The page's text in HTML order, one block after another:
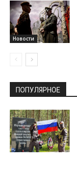
Новости
ПОПУЛЯРНОЕ